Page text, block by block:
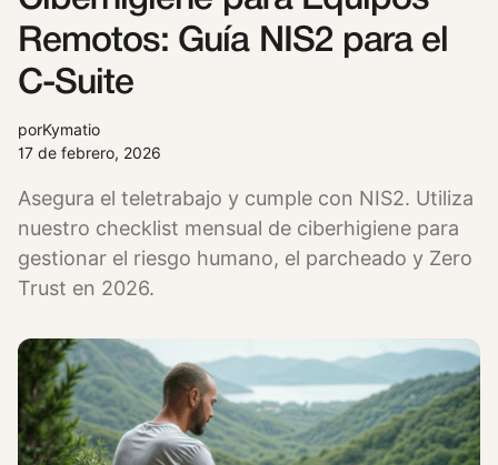
Remotos: Guía NIS2 para el
C-Suite
porKymatio
17 de febrero, 2026
Asegura el teletrabajo y cumple con NIS2. Utiliza
nuestro checklist mensual de ciberhigiene para
gestionar el riesgo humano, el parcheado y Zero
Trust en 2026.